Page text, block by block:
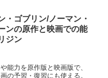
・ゴブリン/ノーマン・
ンの原作と映画での能
ジン
能力を原作版と映画版で、
の予習・復習にも使える。